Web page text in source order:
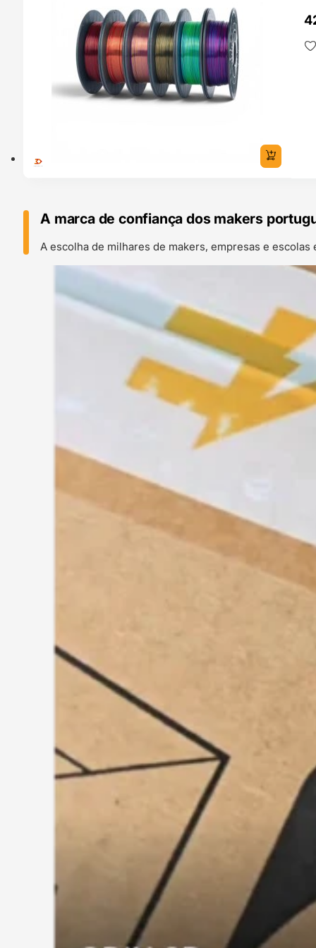
A marca de confiança dos makers
A escolha de milhares de makers, empresas e escolas